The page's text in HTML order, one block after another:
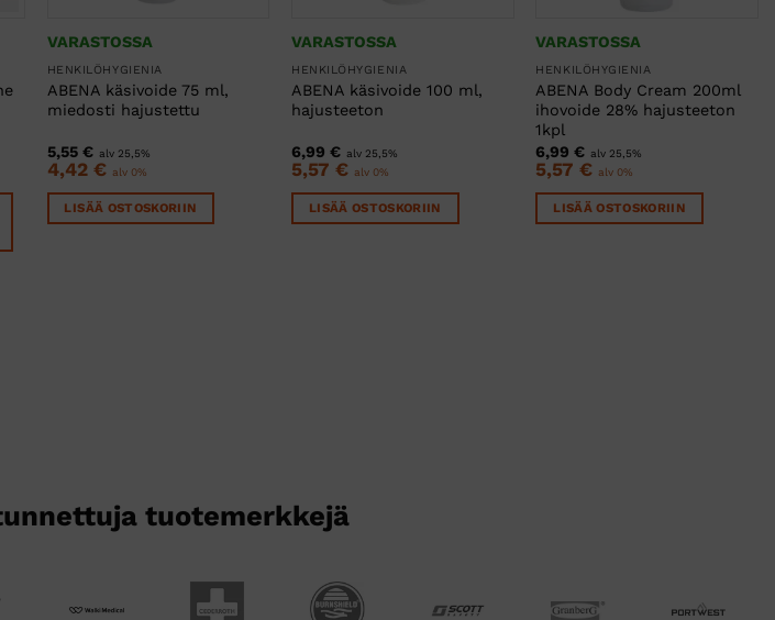
VARASTOSSA
HENKILÖHYGIENIA
ABENA käsivoide 75 ml,
miedosti hajustettu
5,55 € alv 25,5%
4,42 € alv 0%
LISÄÄ OSTOSKORIIN
VARASTOSSA
HENKILÖHYGIENIA
ABENA käsivoide 100 ml,
hajusteeton
6,99€ alv 25,5%
5,57€ alv 0%
LISÄÄ OSTOSKORIIN
VARASTOSSA
HENKILÖHYGIENIA
ABENA Body Cream 200ml
ihovoide 28% hajusteeton
1kpl
6,99€ alv 25,5%
5,57€ alv 0%
LISÄÄ OSTOSKORIIN
tuotemerkkejä